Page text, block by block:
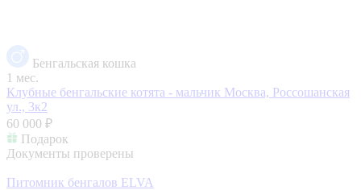
Бенгальская кошка
1 мес.
Клубные бенгальские котята - мальчик Москва, Россошанская
ул., 3к2
60 000 ₽
Подарок
Документы проверены
Питомник бенгалов ELVA